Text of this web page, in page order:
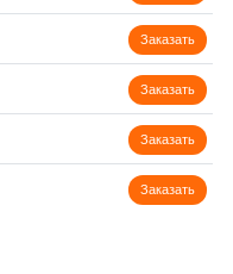
Заказать
Заказать
Заказать
Заказать